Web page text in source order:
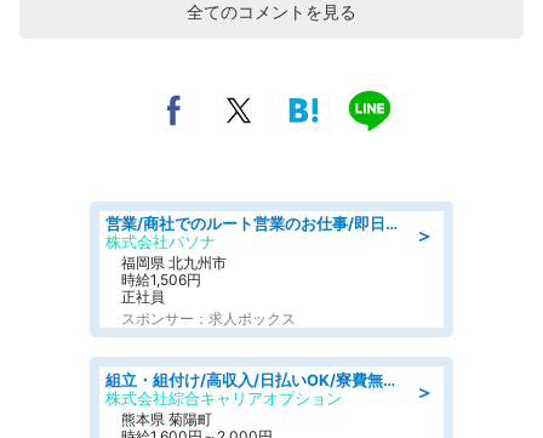
全てのコメントを見る
＞
営業/商社でのルート営業のお仕事/即日勤務可/車通勤可/営業
株式会社パソナ
福岡県 北九州市
時給1,506円
正社員
スポンサー：求人ボックス
＞
組立・組付け/高収入/日払いOK/寮費無料/交替制/20・30・40代活躍中
株式会社綜合キャリアオプション
熊本県 菊陽町